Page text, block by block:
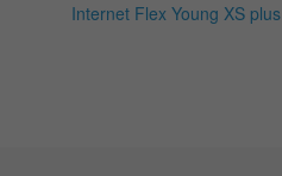
Internet Flex Young XS plus